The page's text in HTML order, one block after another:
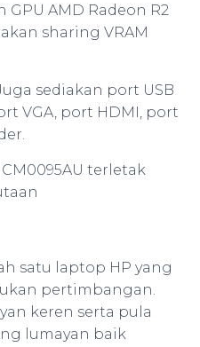
AMD Radeon R2
sharing VRAM
sediakan port USB
VGA, port HDMI, port
terletak
satu laptop HP yang
pertimbangan.
keren serta pula
lumayan baik